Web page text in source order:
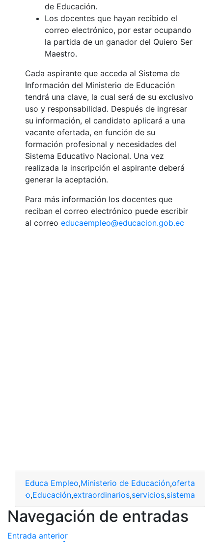
de Educación.
Los docentes que hayan recibido el
correo electrónico, por estar ocupando
la partida de un ganador del Quiero Ser
Maestro.
Cada aspirante que acceda al Sistema de
Información del Ministerio de Educación
tendrá una clave, la cual será de su exclusivo
uso y responsabilidad. Después de ingresar
su información, el candidato aplicará a una
vacante ofertada, en función de su
formación profesional y necesidades del
Sistema Educativo Nacional. Una vez
realizada la inscripción el aspirante deberá
generar la aceptación.
Para más información los docentes que
reciban el correo electrónico puede escribir
al correo educaempleo@educacion.gob.ec
Educa Empleo,Ministerio de Educación,oferta de
Empleo,Educación,extraordinarios,servicios,sistema
Navegación de entradas
Entrada anterior